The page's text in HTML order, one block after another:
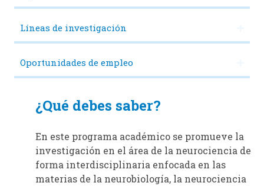
Líneas de investigación
Oportunidades de empleo
¿Qué debes saber?
En este programa académico se promueve la
investigación en el área de la neurociencia de
forma interdisciplinaria enfocada en las
materias de la neurobiología, la neurociencia